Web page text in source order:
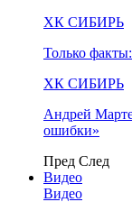
ХК СИБИРЬ
Только
ХК СИБИРЬ
Андрей
ошибки»
Пред След
Видео
Видео